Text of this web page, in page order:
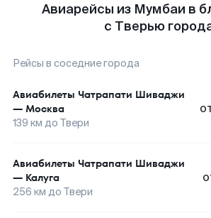
Авиарейсы из Мумбаи в
с Тверью
Рейсы в соседние города
Авиабилеты Чатрапати Шиваджи
— Москва
139 км до Твери
Авиабилеты Чатрапати Шиваджи
— Калуга
256 км до Твери